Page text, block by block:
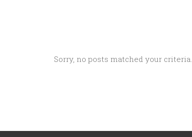
Sorry, no posts matched your criteria.